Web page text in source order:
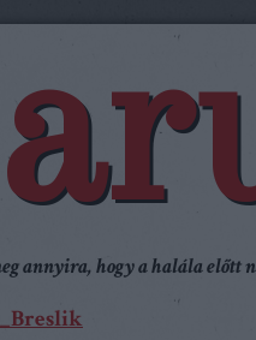
annyira, hogy a halála előtt